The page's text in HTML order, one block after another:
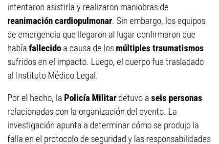
intentaron asistirla y realizaron maniobras de
reanimación cardiopulmonar. Sin embargo, los equipos
de emergencia que llegaron al lugar confirmaron que
había fallecido a causa de los múltiples traumatismos
sufridos en el impacto. Luego, el cuerpo fue trasladado
al Instituto Médico Legal.
Por el hecho, la Policía Militar detuvo a seis personas
relacionadas con la organización del evento. La
investigación apunta a determinar cómo se produjo la
falla en el protocolo de seguridad y las responsabilidades